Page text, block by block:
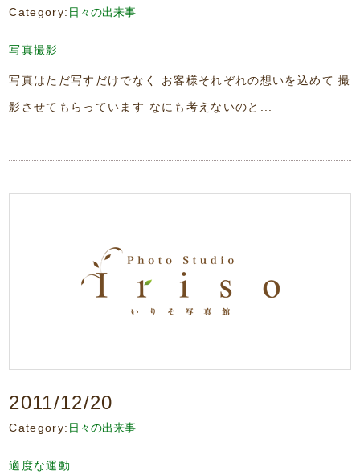
Category: 日々の出来事
写真撮影
写真はただ写すだけでなく お客様それぞれの想いを込めて 撮
影させてもらっています なにも考えないのと...
2011/12/20
Category: 日々の出来事
適度な運動